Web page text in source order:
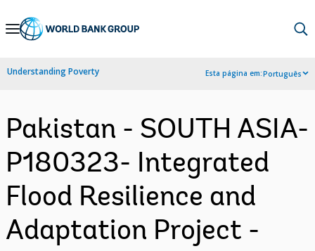
Skip
Navigation
Understanding Poverty Esta página em:Português
Pakistan - SOUTH ASIA-
P180323- Integrated
Flood Resilience and
Adaptation Project -